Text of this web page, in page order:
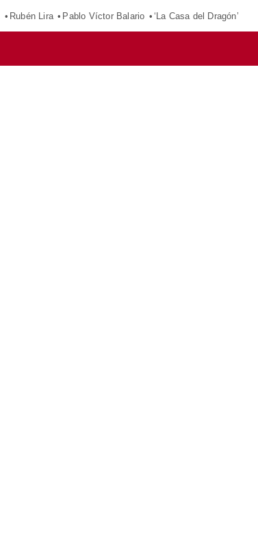
Rubén Lira Pablo Víctor Balario ‘La Casa del Dragón’